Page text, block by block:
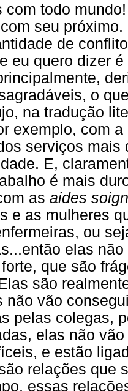
com todo
seu
de
eu quero dizer
o
na tradução
exemplo, com
serviços mais
E,
é mais
as aides
e as mulheres
ou
elas
que são
são
não vão
pelas colegas,
elas não
e estão
relações que
essas